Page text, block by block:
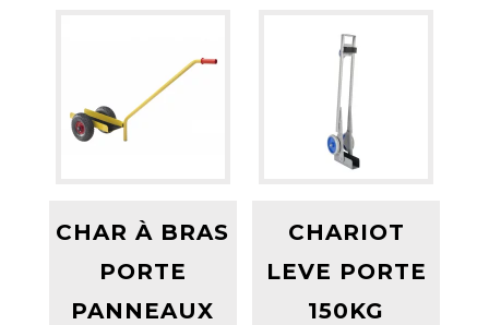
CHAR À BRAS
PORTE
PANNEAUX
CHARIOT
LEVE PORTE
150KG